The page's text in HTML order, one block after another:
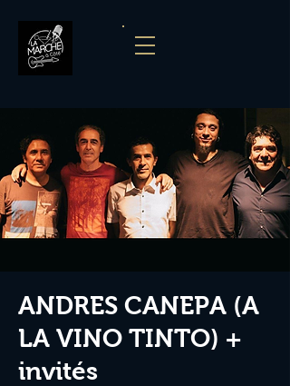
ANDRES CANEPA (A
LA VINO TINTO) +
invités